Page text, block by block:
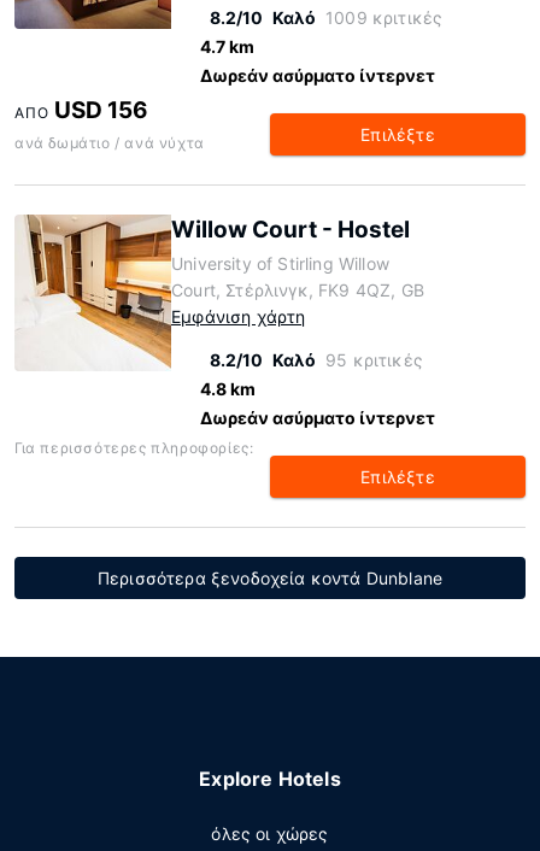
8.2/10 Καλό 1009 κριτικές
4.7 km
Δωρεάν ασύρματο ίντερνετ
ΑΠΌ USD 156
ανά δωμάτιο / ανά νύχτα Επιλέξτε
Willow Court - Hostel
University of Stirling Willow
Court, Στέρλινγκ, FK9 4QZ, GB
Εμφάνιση χάρτη
8.2/10 Καλό 95 κριτικές
4.8 km
Δωρεάν ασύρματο ίντερνετ
Για περισσότερες πληροφορίες:
Επιλέξτε
Περισσότερα ξενοδοχεία κοντά Dunblane
Explore Hotels
όλες οι χώρες